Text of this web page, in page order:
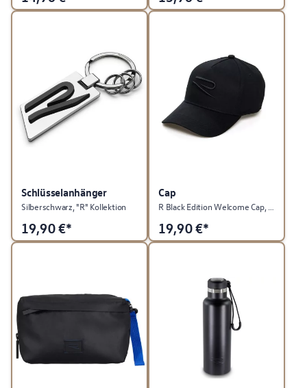
Schlüsselanhänger
Silberschwarz, "R" Kollektion
19,90€*
Cap
19,90€*